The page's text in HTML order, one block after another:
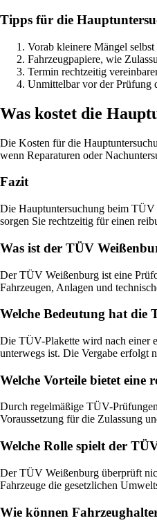
Tipps für die
Vorab kleinere Mängel selbst
Fahrzeugpapiere, wie
Termin rechtzeitig
Unmittelbar vor der Prüfung
Was kostet die
Die Kosten für die
wenn Reparaturen oder
Fazit
Die Hauptuntersuchung beim TÜV
sorgen Sie rechtzeitig für einen
Was ist der TÜV
Der TÜV Weißenburg ist eine
Fahrzeugen, Anlagen und
Welche Bedeutung hat die
Die TÜV-Plakette wird nach einer
unterwegs ist. Die Vergabe erfolgt
Welche Vorteile bietet
Durch regelmäßige TÜV-
Voraussetzung für die Zulassung
Welche Rolle spielt der
Der TÜV Weißenburg überprüft
Fahrzeuge die gesetzlichen
Wie können